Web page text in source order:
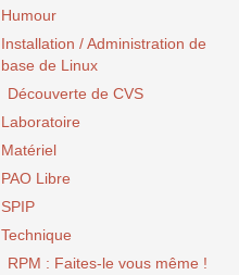
Humour
Installation / Administration de
base de Linux
Découverte de CVS
Laboratoire
Matériel
PAO Libre
SPIP
Technique
RPM : Faites-le vous même !